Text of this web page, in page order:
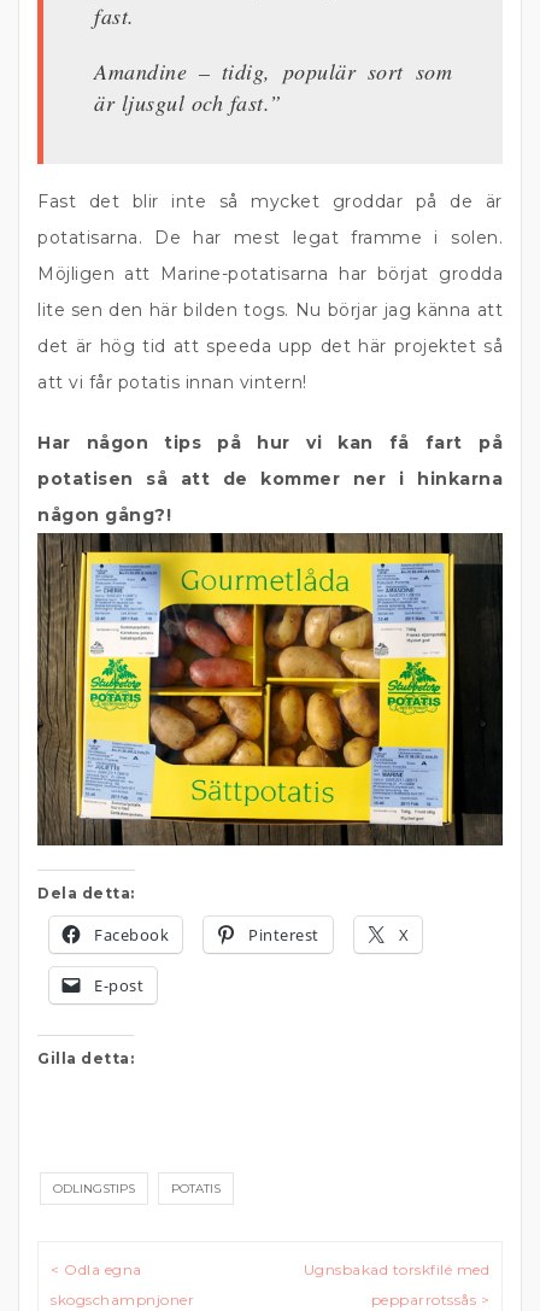
fast.
Amandine – tidig, populär sort som
är ljusgul och fast.”
Fast det blir inte så mycket groddar på de är
potatisarna. De har mest legat framme i solen.
Möjligen att Marine-potatisarna har börjat grodda
lite sen den här bilden togs. Nu börjar jag känna att
det är hög tid att speeda upp det här projektet så
att vi får potatis innan vintern!
Har någon tips på hur vi kan få fart på
potatisen så att de kommer ner i hinkarna
någon gång?!
Dela detta:
Facebook Pinterest X
E-post
Gilla detta:
ODLINGSTIPS POTATIS
Inläggsnavigering
< Odla egna
skogschampnjoner
Ugnsbakad torskfilé med
pepparrotssås >